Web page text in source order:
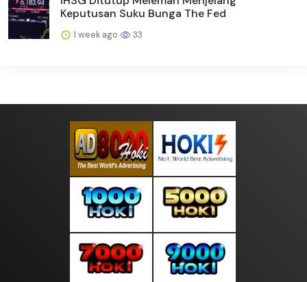
Keputusan Suku Bunga The Fed
1 week ago 33